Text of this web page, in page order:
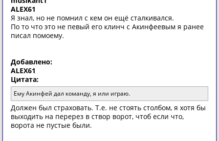
ALEX61
Я знал, но не помнил с кем он ещё сталкивался.
По то что это не певый его клинч с Акинфеевым я ранее
писал помоему.
Добавлено:
ALEX61
Цитата:
Ему Акинфей дал команду, я или играю.
Должен был страховать. Т.е. не стоять столбом, я хотя бы
выходить на перерез в створ ворот, чтоб если что,
ворота не пустые были.